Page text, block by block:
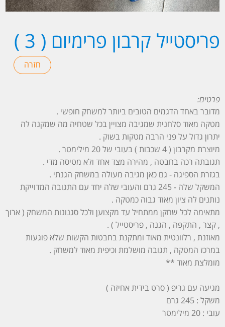
פריסטייל קרבון פרימיום ( 3 )
פרטים:
מדובר באחד הדגמים הטובים ביותר למשחק חופשי .
מטקה מאוד סלחנית שמגיבה מצויין בכל שטחיה מה שמקנה לה
יתרון גדול על פני הרבה מטקות בשוק .
מיוצרת מקרבון ( 4 שכבות ) בעובי של 20 מילימטר .
תגובתה רכה בחבטה , מהירה מצד אחד ולא מטיסה מדי .
בגזרת הספיגה - גם כאן מגיבה מעולה במשחק הגנתי .
המשקל שלה - 245 גרם והעובי שלה יחד עם התגובה המדוייקת
נותנים לה ציון מאוד גבוה כמטקה .
מתאימה לכל שחקן ממתחיל עד מקצוען ולכל סגנונות המשחק ( ארוך
, קצר , התקפה , הגנה , פריסטייל ) .
מאוזנת , רלוונטית מאוד ומתקנת בחבטות הקשות שלא פוגעות
במרכז המטקה , תגובה מושלמת וכיפית מאוד למשחק .
מומלצת מאוד **
מגיעה עם גריפ ( סרט בידית אחיזה )
משקל : 245 גרם
עובי : 20 מילימטר